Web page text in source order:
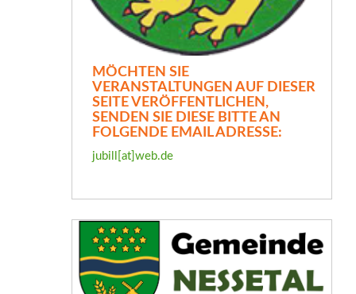
MÖCHTEN SIE
VERANSTALTUNGEN AUF DIESER
SEITE VERÖFFENTLICHEN,
SENDEN SIE DIESE BITTE AN
FOLGENDE EMAIL ADRESSE:
jubill[at]web.de